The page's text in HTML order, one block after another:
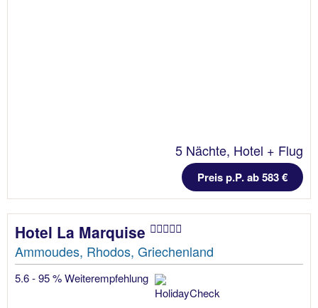
5 Nächte, Hotel + Flug
Preis p.P. ab 583 €
Hotel La Marquise
Ammoudes, Rhodos, Griechenland
5.6 - 95 % Weiterempfehlung